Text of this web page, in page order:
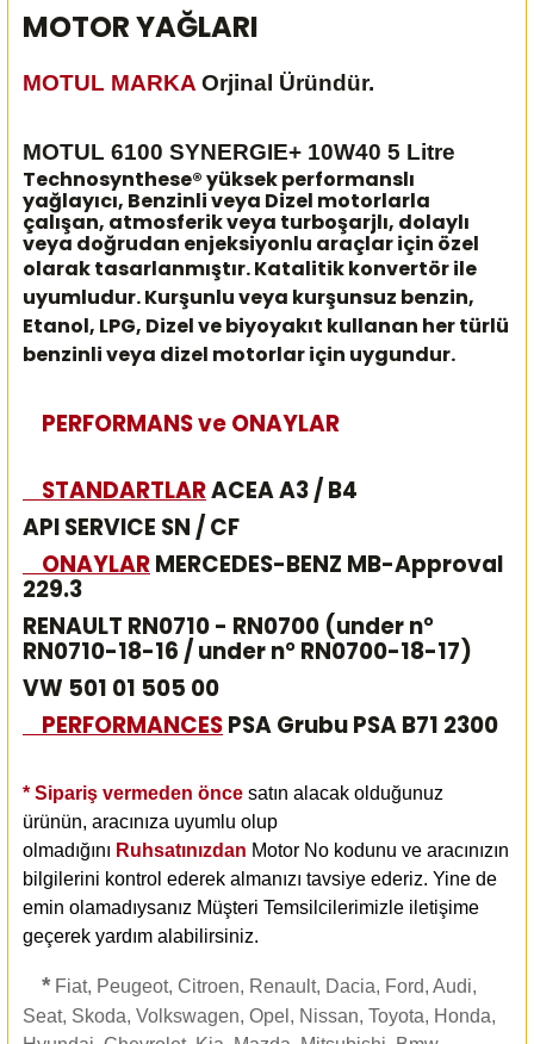
MOTOR YAĞLARI
MOTUL MARKA Orjinal Üründür.
MOTUL 6100 SYNERGIE+ 10W40 5 Litre
Technosynthese® yüksek performanslı
yağlayıcı, Benzinli veya Dizel motorlarla
çalışan, atmosferik veya turboşarjlı, dolaylı
veya doğrudan enjeksiyonlu araçlar için özel
olarak tasarlanmıştır.Katalitik konvertör ile
uyumludur. Kurşunlu veya kurşunsuz benzin,
Etanol, LPG, Dizel ve biyoyakıt kullanan her türlü
benzinli veya dizel motorlar için uygundur.
PERFORMANS ve ONAYLAR
STANDARTLARACEA A3 / B4
API SERVICE SN / CF
ONAYLARMERCEDES-BENZ MB-Approval
229.3
RENAULT RN0710 - RN0700 (under n°
RN0710-18-16 / under n° RN0700-18-17)
VW 501 01 505 00
PERFORMANCESPSA Grubu PSA B71 2300
* Sipariş vermeden önce satın alacak olduğunuz
ürünün, aracınıza uyumlu olup
olmadığını Ruhsatınızdan Motor No kodunu ve aracınızın
bilgilerini kontrol ederek almanızı tavsiye ederiz. Yine de
emin olamadıysanız Müşteri Temsilcilerimizle iletişime
geçerek yardım alabilirsiniz.
* Fiat, Peugeot, Citroen, Renault, Dacia, Ford, Audi,
Seat, Skoda, Volkswagen, Opel, Nissan, Toyota, Honda,